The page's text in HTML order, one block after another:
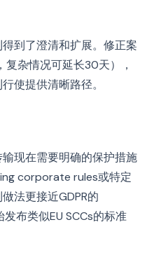
到了澄清和扩展。修正案
杂情况可延长30天），
使提供清晰路径。
现在需要明确的保护措施
corporate rules或特定
法更接近GDPR的
布类似EU SCCs的标准